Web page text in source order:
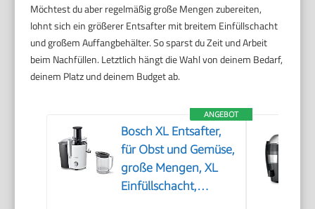
Möchtest du aber regelmäßig große Mengen zubereiten,
lohnt sich ein größerer Entsafter mit breitem Einfüllschacht
und großem Auffangbehälter. So sparst du Zeit und Arbeit
beim Nachfüllen. Letztlich hängt die Wahl von deinem Bedarf,
deinem Platz und deinem Budget ab.
ANGEBOT
Bosch XL Entsafter,
für Obst und Gemüse,
große Mengen, XL
Einfüllschacht,